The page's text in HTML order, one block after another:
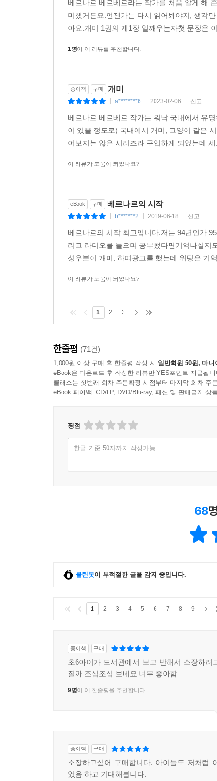
쓰레기장에 불을 지른다. 바로 그날 공자그를
모욕하고 겁탈하려는 찰나, '일곱 난쟁이들'이
준다.
자아낸다. 경정은 거울 벽으로 덮인 높이 3m 가
난쟁이'들과 함께 음악 활동을 하게 된다. 쥘리가
작곡을 하여 퐁텐블로 문화 센터 개관을 기념하는
한편 『개미』의 전설적인 영웅이었던 개미 103
이해시키고 손가락들과의 협력이 필요하다는 것
벨로캉에 그 사실을 알리러 떠나게 된다. 수명이
'일곱 난쟁이'는 '개미들'로 이름을 바꾼 후 두 번
함께 부르며 자연스럽게 하나가 된 시위대는 '개
삼고, 인터넷을 이용하여 그들의 혁명 이념을
착안한다. 그것은 정신 혁명이며 컴퓨터를 이용
막시밀리앵 경감은 시위대가 학교를 점거한 지
다른 동료들과 헤어져 하수구를 통해 탈출하고,
쥘리와 다윗은 퐁텐블로 숲으로 몸을 피하고,
단절하고 훗날을 기약하면서 자기들만의 공동체
땅속에 묻혀 있고 꼭대기의 일부만 지상으로 돌출
그들은 경찰이 다시 피라미드를 파괴하러 올 것을
끝나기도 전에, 다시 경찰이 나타나고 그들에 맞
도착한 103호는 손가락들을 신으로 숭배하는
두뇌 게임. 터무니없는 상상인 듯 보이지만 과학
대한 묘사. 때로는 수면 밑의 세계에서 수면
다시 볼 수 있게 된다.
청각적인 상상을 불러일으키고, 수많은 혁명가들
종과 3백만 년의 역사를 가진 손가락이라는 종
공생하지 않으면 살아갈 수 없다는 것을 잊어버린
베르나르 베르베르라는 작가를 처음 알게 해
미했거든요.언젠가는 다시 읽어봐야지, 생각
아요.개미 1권의 제1장 일깨우는자첫 문장은
1명이 이 리뷰를 추천합니다.
종이책 구매 개미
a********6 2023-02-06 신고
베르나르 베르베르 작가는 워낙 국내에서 유
이 있을 정도로) 국내에서 개미, 고양이 같은
어보지는 않은 시리즈라 구입하게 되었는데
이 리뷰가 도움이 되었나요?
eBook 구매 베르나르의 시작
b*******2 2019-06-18 신고
베르나르의 시작 최고입니다.저는 94년인가
리고 라디오를 들으며 공부했다면기억나실지
성우분이 개미, 하며광고를 했는데 워딩은 기
이 리뷰가 도움이 되었나요?
1 2 3
한줄평 (71건)
1,000원 이상 구매 후 한줄평 작성 시 일반회원 50원, 마니
eBook은 다운로드 후 작성한 리뷰만 YES포인트 지급됩니
클래스는 첫번째 회차 주문확정 시점부터 마지막 회차 주
eBook 페이백, CD/LP, DVD/Blu-ray, 패션 및 판매금지 상
평점
한글 기준 50자까지 작성가능
68
클린봇이 부적절한 글을 감지 중입니다.
1 2 3 4 5 6 7 8 9
종이책 구매
초6아이가 도서관에서 보고 반해서 소장하려
질까 조심조심 보네요 너무 좋아함
9명이 이 한줄평을 추천합니다.
종이책 구매
소장하고싶어 구매합니다. 아이들도 저처럼
었음 하고 기대해봅니다.